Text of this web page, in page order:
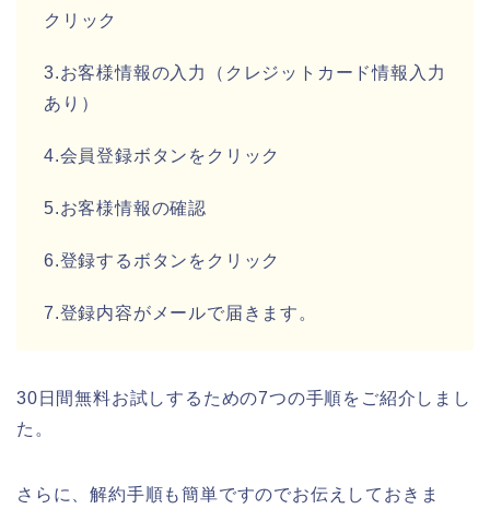
クリック
3.お客様情報の入力（クレジットカード情報入力
あり）
4.会員登録ボタンをクリック
5.お客様情報の確認
6.登録するボタンをクリック
7.登録内容がメールで届きます。
30日間無料お試しするための7つの手順をご紹介しまし
た。
さらに、解約手順も簡単ですのでお伝えしておきま